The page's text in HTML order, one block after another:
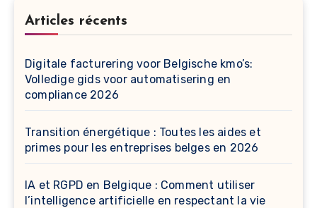
Articles récents
Digitale facturering voor Belgische kmo’s:
Volledige gids voor automatisering en
compliance 2026
Transition énergétique : Toutes les aides et
primes pour les entreprises belges en 2026
IA et RGPD en Belgique : Comment utiliser
l’intelligence artificielle en respectant la vie